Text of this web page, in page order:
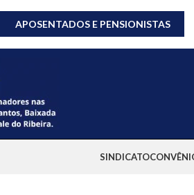
APOSENTADOS E PENSIONISTAS
SINDICATO